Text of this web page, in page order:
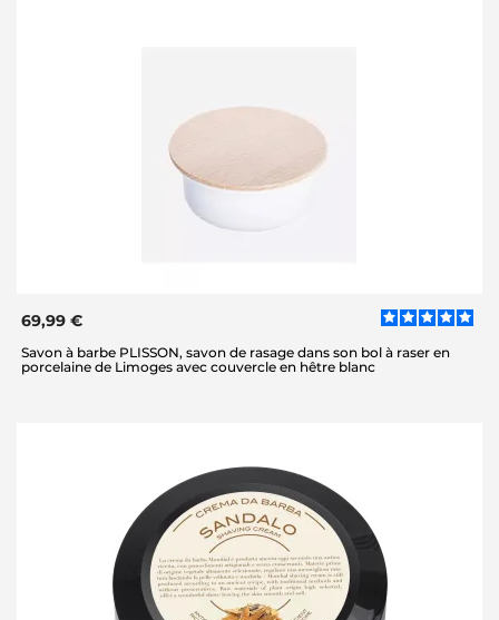
69,99 €
Savon à barbe PLISSON, savon de rasage dans son bol à raser en
porcelaine de Limoges avec couvercle en hêtre blanc